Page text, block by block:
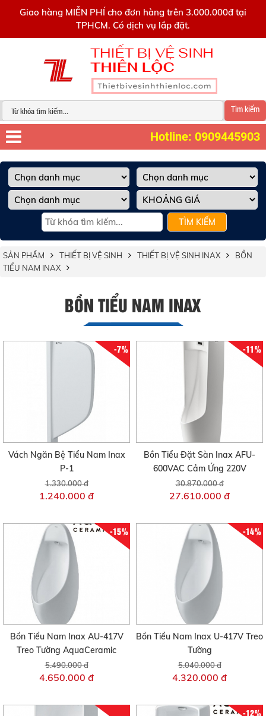
Giao hàng MIỄN PHÍ cho đơn hàng trên 3.000.000đ tại
TPHCM. Có dịch vụ lắp đặt.
Tìm kiếm
Hotline: 0909445903
TÌM KIẾM
SẢN PHẨM THIẾT BỊ VỆ SINH THIẾT BỊ VỆ SINH INAX
BỒN
TIỂU NAM INAX
BỒN TIỂU NAM INAX
-7%
Vách Ngăn Bệ Tiểu Nam Inax
P-1
1.330.000 đ
1.240.000 đ
-11%
Bồn Tiểu Đặt Sàn Inax AFU-
600VAC Cảm Ứng 220V
30.870.000 đ
27.610.000 đ
-15%
Bồn Tiểu Nam Inax AU-417V
Treo Tường AquaCeramic
5.490.000 đ
4.650.000 đ
-14%
Bồn Tiểu Nam Inax U-417V Treo
Tường
5.040.000 đ
4.320.000 đ
-12%
0909445903